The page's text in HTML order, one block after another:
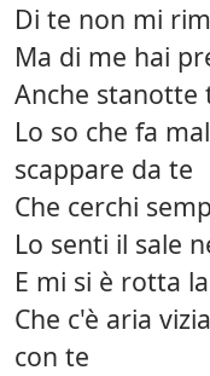
Di te non mi
Ma di me hai
Anche stanotte
Lo so che fa
scappare da te
Che cerchi
Lo senti il sale
E mi si è rotta
Che c'è aria
con te